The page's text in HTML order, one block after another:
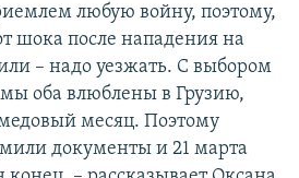
любую войну, поэтому,
шока после нападения на
– надо уезжать. С выбором
оба влюблены в Грузию,
месяц. Поэтому
документы и 21 марта